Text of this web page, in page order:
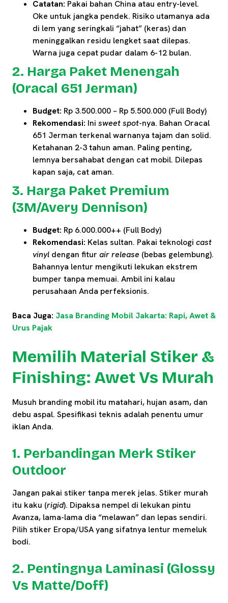
Catatan: Pakai bahan China atau entry-level.
Oke untuk jangka pendek. Risiko utamanya ada
di lem yang seringkali “jahat” (keras) dan
meninggalkan residu lengket saat dilepas.
Warna juga cepat pudar dalam 6-12 bulan.
2. Harga Paket Menengah
(Oracal 651 Jerman)
Budget: Rp 3.500.000 – Rp 5.500.000 (Full Body)
Rekomendasi: Ini sweet spot-nya. Bahan Oracal
651 Jerman terkenal warnanya tajam dan solid.
Ketahanan 2-3 tahun aman. Paling penting,
lemnya bersahabat dengan cat mobil. Dilepas
kapan saja, cat aman.
3. Harga Paket Premium
(3M/Avery Dennison)
Budget: Rp 6.000.000++ (Full Body)
Rekomendasi: Kelas sultan. Pakai teknologi cast
vinyl dengan fitur air release (bebas gelembung).
Bahannya lentur mengikuti lekukan ekstrem
bumper tanpa memuai. Ambil ini kalau
perusahaan Anda perfeksionis.
Baca Juga: Jasa Branding Mobil Jakarta: Rapi, Awet &
Urus Pajak
Memilih Material Stiker &
Finishing: Awet Vs Murah
Musuh branding mobil itu matahari, hujan asam, dan
debu aspal. Spesifikasi teknis adalah penentu umur
iklan Anda.
1. Perbandingan Merk Stiker
Outdoor
Jangan pakai stiker tanpa merek jelas. Stiker murah
itu kaku (rigid). Dipaksa nempel di lekukan pintu
Avanza, lama-lama dia “melawan” dan lepas sendiri.
Pilih stiker Eropa/USA yang sifatnya lentur memeluk
bodi.
2. Pentingnya Laminasi (Glossy
Vs Matte/Doff)